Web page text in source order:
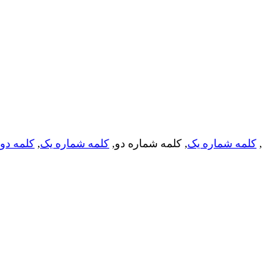
, کلمه شماره یک, کلمه شماره دو, کلمه شماره یک, کلمه دو